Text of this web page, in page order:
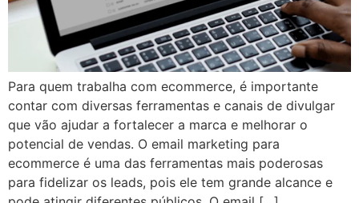
Para quem trabalha com ecommerce, é importante
contar com diversas ferramentas e canais de divulgar
que vão ajudar a fortalecer a marca e melhorar o
potencial de vendas. O email marketing para
ecommerce é uma das ferramentas mais poderosas
para fidelizar os leads, pois ele tem grande alcance e